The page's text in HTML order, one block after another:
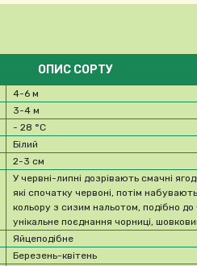
ОПИС СОРТУ
4-6 м
3-4 м
- 28 °C
Білий
2-3 см
У червні-липні дозрівають смачні
які спочатку червоні, потім
кольору з сизим нальотом, подібно
унікальне поєднання чорниці,
Яйцеподібне
Березень-квітень